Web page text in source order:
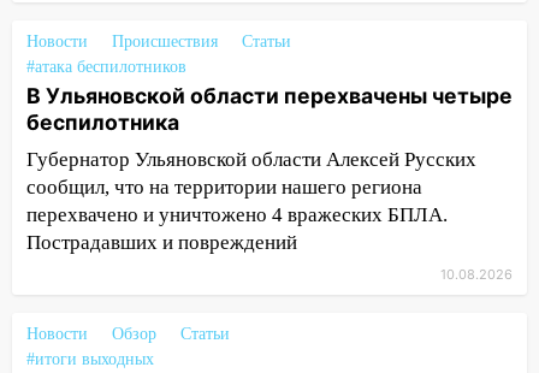
03:00 День скрытых ловушек и
внезапных подарков судьбы: гороскоп
на 10 августа
09.08.2026
21:58 В Ульяновске около «нового»
моста утопили автомобиль «Вольво»
Итоги 9 августа в Ульяновской
коллапс
Новости Происшествия
Статьи
#атака беспилотников
В Ульяновской области перехвачены четыре
беспилотника
Губернатор Ульяновской области Алексей Русских
сообщил, что на территории нашего региона
перехвачено и уничтожено 4 вражеских БПЛА.
Пострадавших и повреждений
10.08.2026
Новости Обзор
Статьи
#итоги выходных